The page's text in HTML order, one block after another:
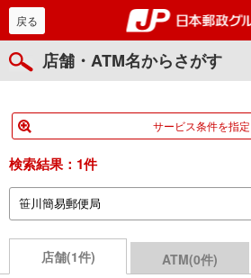
戻る
店舗・ATM名からさがす
サービス条件を指定
検索結果： 1件
店舗(1件) ATM(0件)